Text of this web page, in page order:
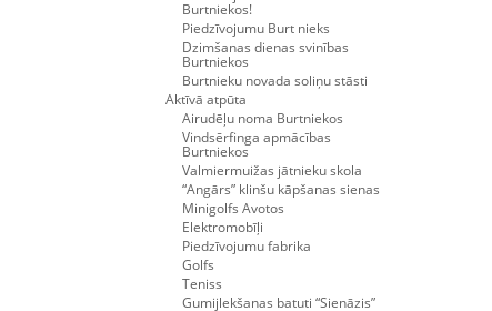
Burtniekos!
Piedzīvojumu Burt nieks
Dzimšanas dienas svinības
Burtniekos
Burtnieku novada soliņu stāsti
Aktīvā atpūta
Airudēļu noma Burtniekos
Vindsērfinga apmācības
Burtniekos
Valmiermuižas jātnieku skola
“Angārs” klinšu kāpšanas sienas
Minigolfs Avotos
Elektromobīļi
Piedzīvojumu fabrika
Golfs
Teniss
Gumijlekšanas batuti “Sienāzis”